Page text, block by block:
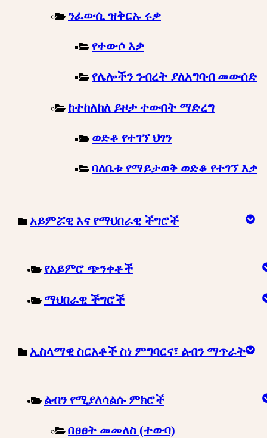
ንፈውሲ ዝቅርኡ ሩቃ
የተውሶ እቃ
የሌሎችን ንብረት ያለአግባብ መውሰድ
ከተከለከለ ይዞታ ተውበት ማድረግ
ወድቆ የተገኘ ህፃን
ባለቤቱ የማይታወቅ ወድቆ የተገኘ እቃ
አይምሯዊ እና የማህበራዊ ችግሮች
የአይምሮ ጭንቀቶች
ማህበራዊ ችግሮች
ኢስላማዊ ስርአቶች ስነ ምግባርና፣ ልብን ማጥራት
ልብን የሚያለሳልሱ ምክሮች
በፀፀት መመለስ (ተውባ)